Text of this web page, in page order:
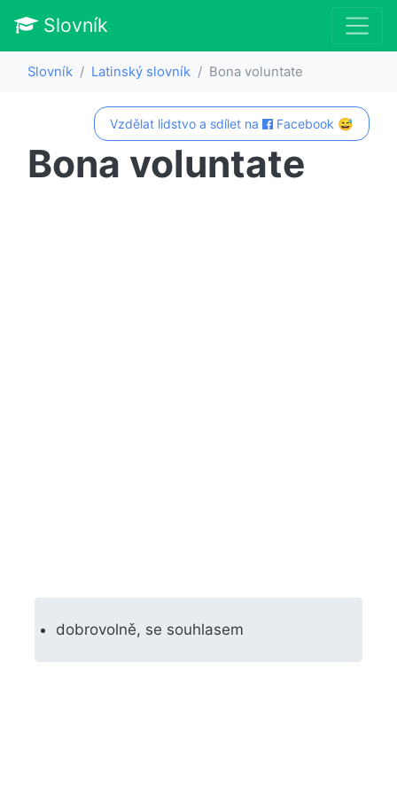
Slovník
Slovník Latinský slovník Bona voluntate
Vzdělat lidstvo a sdílet na Facebook 😅
Bona voluntate
dobrovolně, se souhlasem